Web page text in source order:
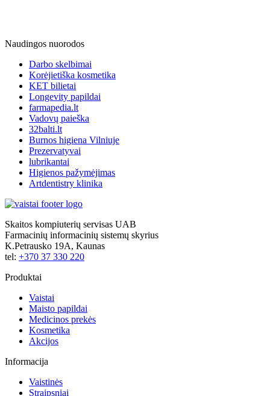
Naudingos nuorodos
Darbo skelbimai
Korėjietiška kosmetika
KET bilietai
Longevity papildai
farmapedia.lt
Vadovų paieška
32balti.lt
Burnos higiena Vilniuje
Prezervatyvai
lubrikantai
Higienos pažymėjimas
Artdentistry klinika
Skaitos kompiuterių servisas UAB
Farmacinių informacinių sistemų skyrius
K.Petrausko 19A, Kaunas
tel: +370 37 330 220
Produktai
Vaistai
Maisto papildai
Medicinos prekės
Kosmetika
Akcijos
Informacija
Vaistinės
Straipsniai